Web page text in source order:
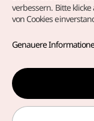
vorbehalten.
dieoffizielle E-Mail-
german@knto.or.kr
verbessern. Bitte
von Cookies
Genauere